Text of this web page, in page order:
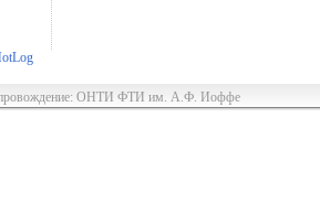
ОНТИ ФТИ им. А.Ф. Иоффе